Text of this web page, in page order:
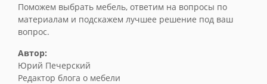
Поможем выбрать мебель, ответим на вопросы по
материалам и подскажем лучшее решение под ваш
вопрос.
Автор:
Юрий Печерский
Редактор блога о мебели